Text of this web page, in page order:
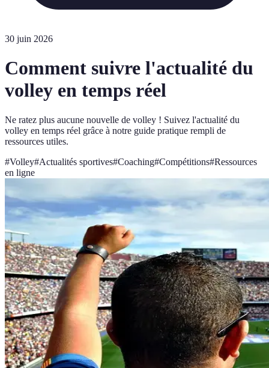
30 juin 2026
Comment suivre l'actualité du
volley en temps réel
Ne ratez plus aucune nouvelle de volley ! Suivez l'actualité du
volley en temps réel grâce à notre guide pratique rempli de
ressources utiles.
#Volley#Actualités sportives#Coaching#Compétitions#Ressources
en ligne